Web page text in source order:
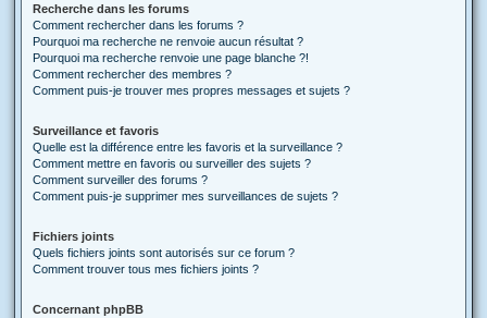
Recherche dans les forums
Comment rechercher dans les forums ?
Pourquoi ma recherche ne renvoie aucun résultat ?
Pourquoi ma recherche renvoie une page blanche ?!
Comment rechercher des membres ?
Comment puis-je trouver mes propres messages et sujets ?
Surveillance et favoris
Quelle est la différence entre les favoris et la surveillance ?
Comment mettre en favoris ou surveiller des sujets ?
Comment surveiller des forums ?
Comment puis-je supprimer mes surveillances de sujets ?
Fichiers joints
Quels fichiers joints sont autorisés sur ce forum ?
Comment trouver tous mes fichiers joints ?
Concernant phpBB